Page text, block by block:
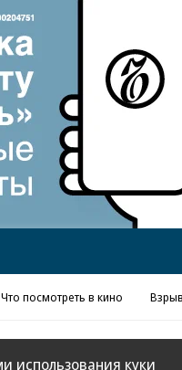
Реклама в «Ъ»
Что посмотреть в кино
использования куки